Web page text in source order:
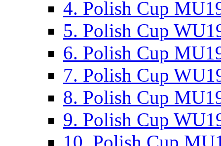
4. Polish Cup
5. Polish Cup
6. Polish Cup
7. Polish Cup
8. Polish Cup
9. Polish Cup
10. Polish Cup